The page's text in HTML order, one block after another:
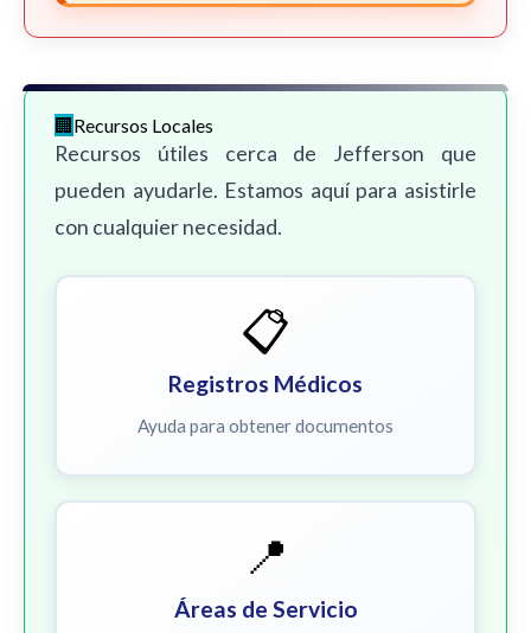
Recursos Locales
Recursos útiles cerca de Jefferson que
pueden ayudarle. Estamos aquí para asistirle
con cualquier necesidad.
📋
Registros Médicos
Ayuda para obtener documentos
📍
Áreas de Servicio